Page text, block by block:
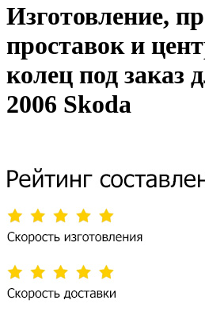
Изготовление,
проставок и
колец под заказ
2006 Skoda